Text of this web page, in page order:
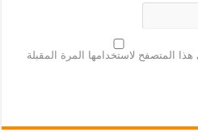
هذا المتصفح لاستخدامها المرة المقبلة